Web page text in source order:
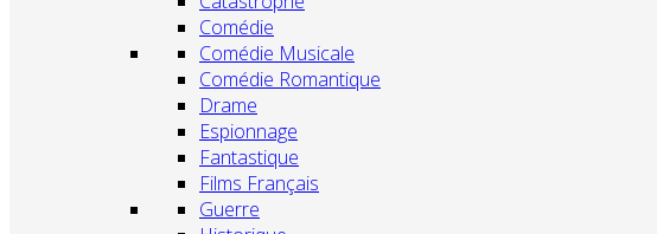
Comédie
Comédie Musicale
Comédie Romantique
Drame
Espionnage
Fantastique
Films Français
Guerre